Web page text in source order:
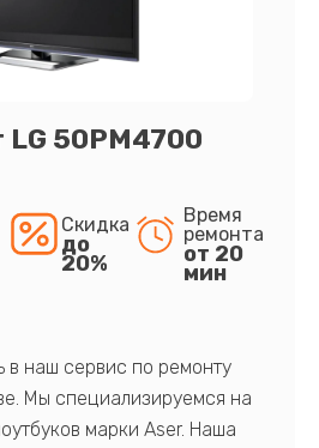
LG 50PM4700
Скидка
до
20%
Время
ремонта
от 20
мин
в наш сервис по ремонту
Мы специализируемся на
марки Aser. Наша